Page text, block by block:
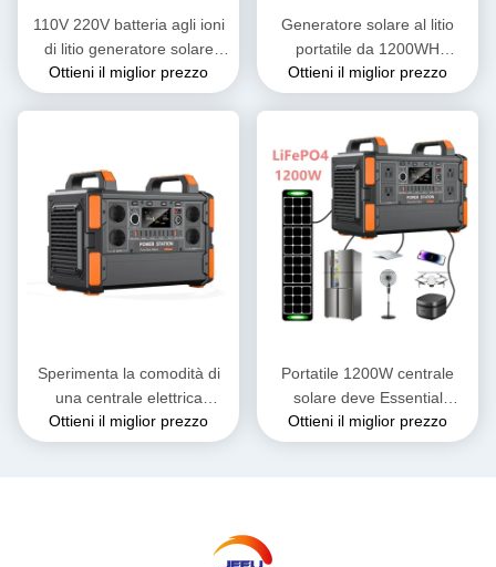
110V 220V batteria agli ioni
di litio generatore solare
portatile 1000W 1500W
2000W 3000W centrale
Ottieni il miglior prezzo
Generatore solare al litio
portatile da 1200WH
Stazione elettrica a corrente
alternata 110V/230V
MPPT per campeggio
all'aperto
Ottieni il miglior prezzo
Sperimenta la comodità di
una centrale elettrica
portatile con uscita di onde
sinusoidali pure 4 X CA e
Ottieni il miglior prezzo
Portatile 1200W centrale
solare deve Essential
Outdoor Battery Power
Generator con 230V per uso
Ottieni il miglior prezzo